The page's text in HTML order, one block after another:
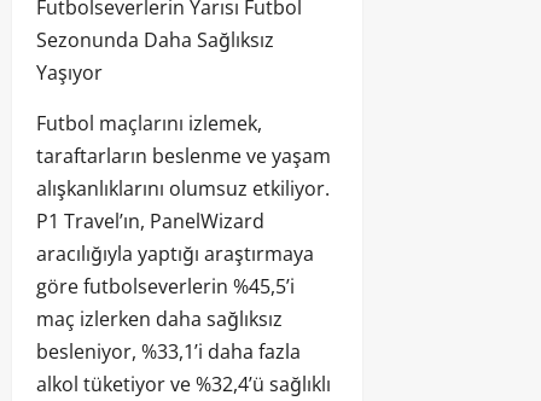
Futbolseverlerin Yarısı Futbol
Sezonunda Daha Sağlıksız
Yaşıyor
Futbol maçlarını izlemek,
taraftarların beslenme ve yaşam
alışkanlıklarını olumsuz etkiliyor.
P1 Travel’ın, PanelWizard
aracılığıyla yaptığı araştırmaya
göre futbolseverlerin %45,5’i
maç izlerken daha sağlıksız
besleniyor, %33,1’i daha fazla
alkol tüketiyor ve %32,4’ü sağlıklı